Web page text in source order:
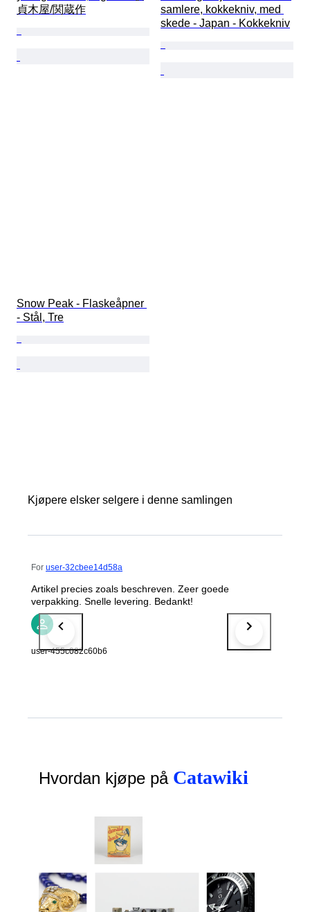
貞木屋/関蔵作
samlere, kokkekniv, med
skede - Japan - Kokkekniv
Snow Peak - Flaskeåpner
- Stål, Tre
Kjøpere elsker selgere i denne samlingen
For user-32cbee14d58a
Artikel precies zoals beschreven. Zeer goede
verpakking. Snelle levering. Bedankt!
user-455c082c60b6
Hvordan kjøpe på Catawiki